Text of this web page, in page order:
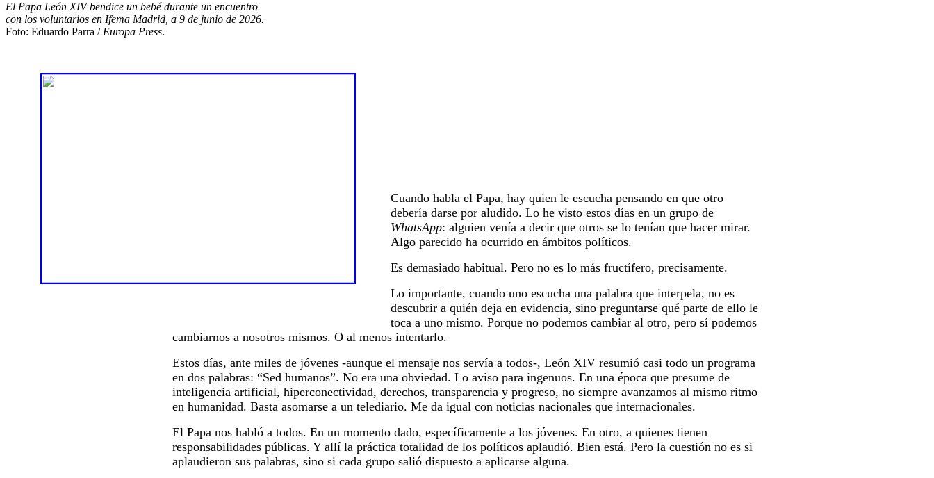
El Papa León XIV bendice un bebé durante un encuentro
con los voluntarios en Ifema Madrid, a 9 de junio de 2026.
Foto: Eduardo Parra /Europa Press.
Cuando habla el Papa, hay quien le escucha pensando en que otro
debería darse por aludido. Lo he visto estos días en un grupo de
WhatsApp: alguien venía a decir que otros se lo tenían que hacer mirar.
Algo parecido ha ocurrido en ámbitos políticos.
Es demasiado habitual. Pero no es lo más fructífero, precisamente.
Lo importante, cuando uno escucha una palabra que interpela, no es
descubrir a quién deja en evidencia, sino preguntarse qué parte de ello le
toca a uno mismo. Porque no podemos cambiar al otro, pero sí podemos
cambiarnos a nosotros mismos. O al menos intentarlo.
Estos días, ante miles de jóvenes -aunque el mensaje nos servía a todos-, León XIV resumió casi todo un programa
en dos palabras: “Sed humanos”. No era una obviedad. Lo aviso para ingenuos. En una época que presume de
inteligencia artificial, hiperconectividad, derechos, transparencia y progreso, no siempre avanzamos al mismo ritmo
en humanidad. Basta asomarse a un telediario. Me da igual con noticias nacionales que internacionales.
El Papa nos habló a todos. En un momento dado, específicamente a los jóvenes. En otro, a quienes tienen
responsabilidades públicas. Y allí la práctica totalidad de los políticos aplaudió. Bien está. Pero la cuestión no es si
aplaudieron sus palabras, sino si cada grupo salió dispuesto a aplicarse alguna.